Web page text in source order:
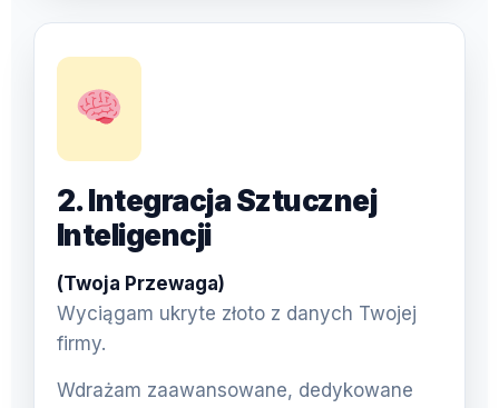
2. Integracja Sztucznej
Inteligencji
(Twoja Przewaga)
Wyciągam ukryte złoto z danych Twojej
firmy.
Wdrażam zaawansowane, dedykowane